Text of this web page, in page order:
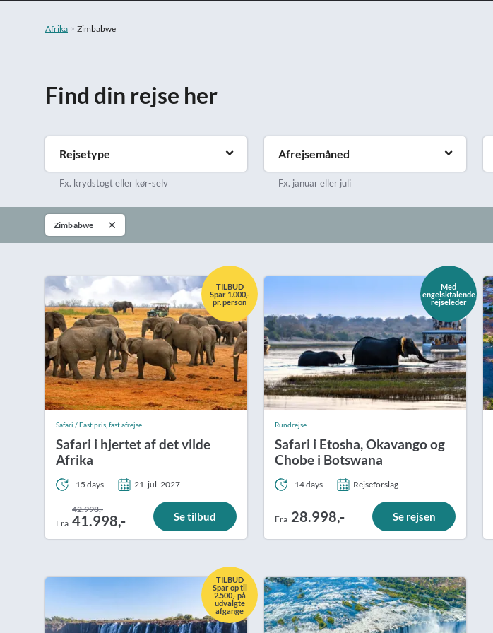
Afrika Zimbabwe
Find din rejse her
Rejsetype
Fx. krydstogt eller kør-selv
Afrejsemåned
Fx. januar eller juli
Zimbabwe
TILBUD
Spar 1.000,-
pr. person
Safari / Fast pris, fast afrejse
Safari i hjertet af det vilde
Afrika
15 days 21. jul. 2027
Fra
42.998,-
41.998,- Se tilbud
Med
engelsktalende
rejseleder
Rundrejse
Safari i Etosha, Okavango og
Chobe i Botswana
14 days Rejseforslag
Fra 28.998,- Se rejsen
TILBUD
Spar op til
2.500,- på
udvalgte
afgange